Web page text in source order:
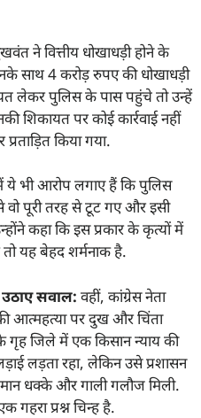
ने वित्तीय धोखाधड़ी होने के
साथ 4 करोड़ रुपए की धोखाधड़ी
लेकर पुलिस के पास पहुंचे तो उन्हें
शिकायत पर कोई कार्रवाई नहीं
किया गया.
में ये भी आरोप लगाए हैं कि पुलिस
वो पूरी तरह से टूट गए और इसी
कहा कि इस प्रकार के कृत्यों में
यह बेहद शर्मनाक है.
सवाल: वहीं, कांग्रेस नेता
आत्महत्या पर दुख और चिंता
गृह जिले में एक किसान न्याय की
लड़ता रहा, लेकिन उसे प्रशासन
धक्के और गाली गलौज मिली.
गहरा प्रश्न चिन्ह है.